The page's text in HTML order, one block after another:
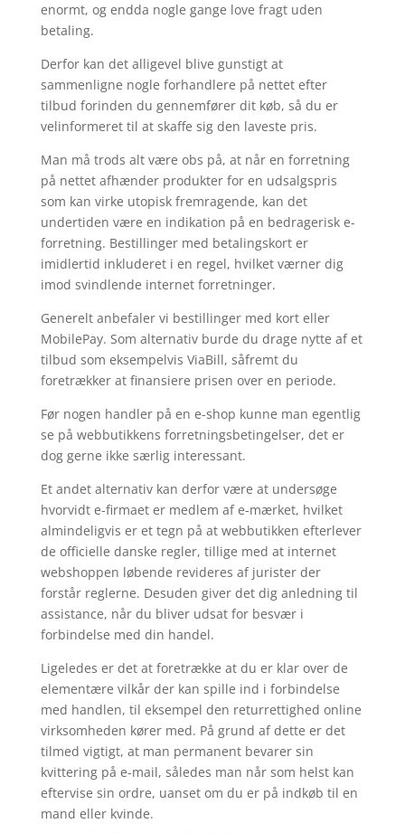
enormt, og endda nogle gange love fragt uden
betaling.
Derfor kan det alligevel blive gunstigt at
sammenligne nogle forhandlere på nettet efter
tilbud forinden du gennemfører dit køb, så du er
velinformeret til at skaffe sig den laveste pris.
Man må trods alt være obs på, at når en forretning
på nettet afhænder produkter for en udsalgspris
som kan virke utopisk fremragende, kan det
undertiden være en indikation på en bedragerisk e-
forretning. Bestillinger med betalingskort er
imidlertid inkluderet i en regel, hvilket værner dig
imod svindlende internet forretninger.
Generelt anbefaler vi bestillinger med kort eller
MobilePay. Som alternativ burde du drage nytte af et
tilbud som eksempelvis ViaBill, såfremt du
foretrækker at finansiere prisen over en periode.
Før nogen handler på en e-shop kunne man egentlig
se på webbutikkens forretningsbetingelser, det er
dog gerne ikke særlig interessant.
Et andet alternativ kan derfor være at undersøge
hvorvidt e-firmaet er medlem af e-mærket, hvilket
almindeligvis er et tegn på at webbutikken efterlever
de officielle danske regler, tillige med at internet
webshoppen løbende revideres af jurister der
forstår reglerne. Desuden giver det dig anledning til
assistance, når du bliver udsat for besvær i
forbindelse med din handel.
Ligeledes er det at foretrække at du er klar over de
elementære vilkår der kan spille ind i forbindelse
med handlen, til eksempel den returrettighed online
virksomheden kører med. På grund af dette er det
tilmed vigtigt, at man permanent bevarer sin
kvittering på e-mail, således man når som helst kan
eftervise sin ordre, uanset om du er på indkøb til en
mand eller kvinde.